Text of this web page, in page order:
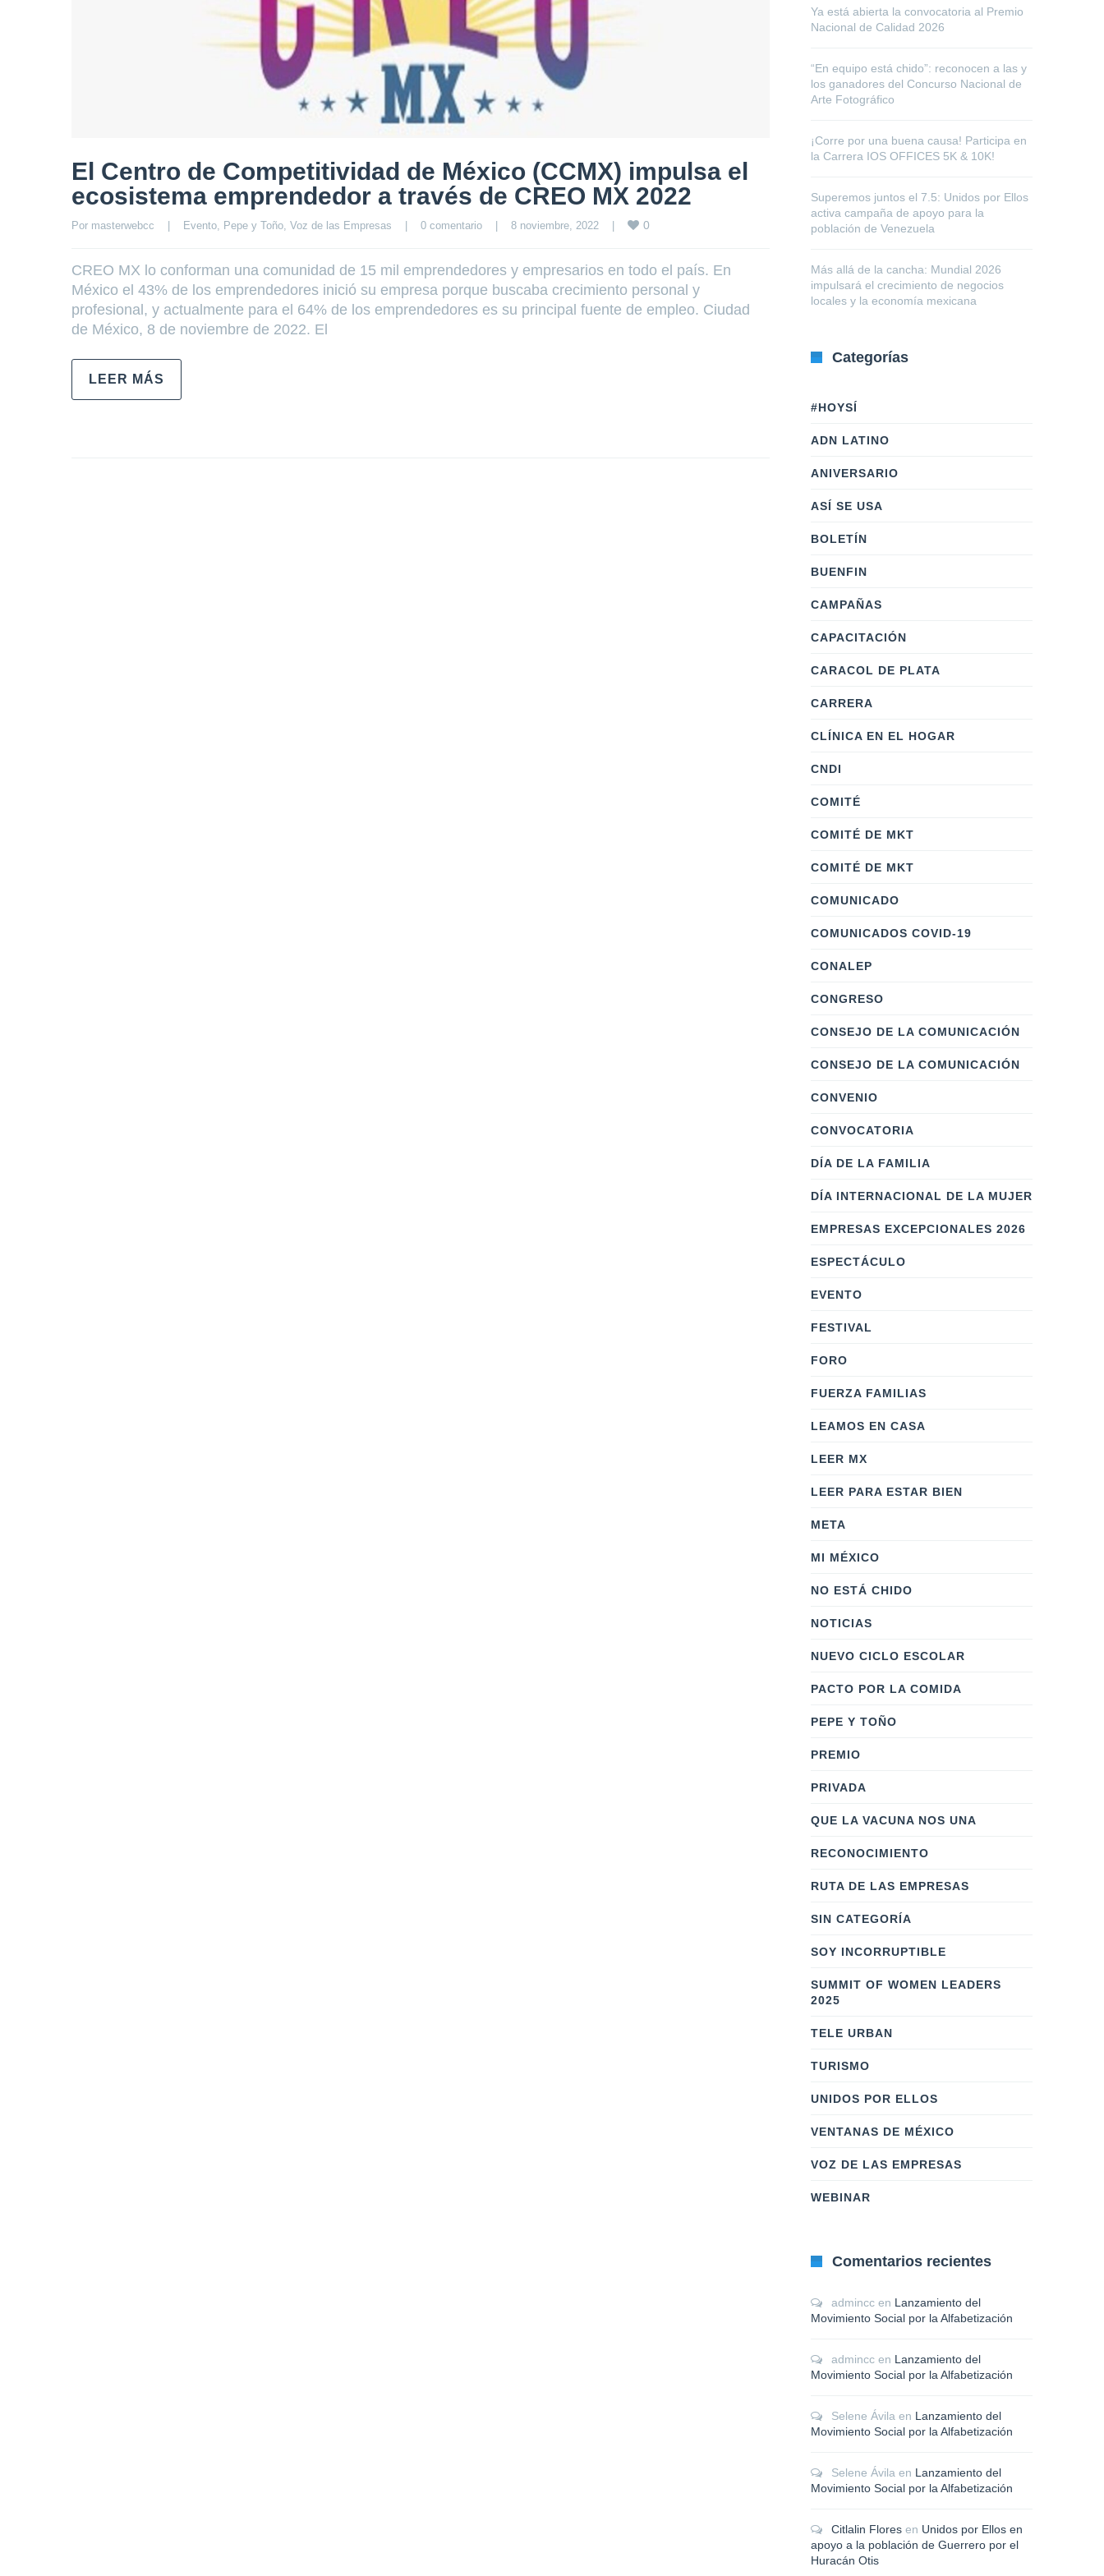
El Centro de Competitividad de México (CCMX) impulsa el
ecosistema emprendedor a través de CREO MX 2022
Por masterwebcc Evento, Pepe y Toño, Voz de las Empresas 0 comentario 8 noviembre, 2022 0
CREO MX lo conforman una comunidad de 15 mil emprendedores y empresarios en todo el país. En
México el 43% de los emprendedores inició su empresa porque buscaba crecimiento personal y
profesional, y actualmente para el 64% de los emprendedores es su principal fuente de empleo. Ciudad
de México, 8 de noviembre de 2022. El
LEER MÁS
Ya está abierta la convocatoria al Premio
Nacional de Calidad 2026
“En equipo está chido”: reconocen a las y
los ganadores del Concurso Nacional de
Arte Fotográfico
¡Corre por una buena causa! Participa en
la Carrera IOS OFFICES 5K & 10K!
Superemos juntos el 7.5: Unidos por Ellos
activa campaña de apoyo para la
población de Venezuela
Más allá de la cancha: Mundial 2026
impulsará el crecimiento de negocios
locales y la economía mexicana
Categorías
#HOYSÍ
ADN LATINO
ANIVERSARIO
ASÍ SE USA
BOLETÍN
BUENFIN
CAMPAÑAS
CAPACITACIÓN
CARACOL DE PLATA
CARRERA
CLÍNICA EN EL HOGAR
CNDI
COMITÉ
COMITÉ DE MKT
COMITÉ DE MKT
COMUNICADO
COMUNICADOS COVID-19
CONALEP
CONGRESO
CONSEJO DE LA COMUNICACIÓN
CONSEJO DE LA COMUNICACIÓN
CONVENIO
CONVOCATORIA
DÍA DE LA FAMILIA
DÍA INTERNACIONAL DE LA MUJER
EMPRESAS EXCEPCIONALES 2026
ESPECTÁCULO
EVENTO
FESTIVAL
FORO
FUERZA FAMILIAS
LEAMOS EN CASA
LEER MX
LEER PARA ESTAR BIEN
META
MI MÉXICO
NO ESTÁ CHIDO
NOTICIAS
NUEVO CICLO ESCOLAR
PACTO POR LA COMIDA
PEPE Y TOÑO
PREMIO
PRIVADA
QUE LA VACUNA NOS UNA
RECONOCIMIENTO
RUTA DE LAS EMPRESAS
SIN CATEGORÍA
SOY INCORRUPTIBLE
SUMMIT OF WOMEN LEADERS
2025
TELE URBAN
TURISMO
UNIDOS POR ELLOS
VENTANAS DE MÉXICO
VOZ DE LAS EMPRESAS
WEBINAR
Comentarios recientes
admincc en Lanzamiento del
Movimiento Social por la Alfabetización
admincc en Lanzamiento del
Movimiento Social por la Alfabetización
Selene Ávila en Lanzamiento del
Movimiento Social por la Alfabetización
Selene Ávila en Lanzamiento del
Movimiento Social por la Alfabetización
Citlalin Flores en Unidos por Ellos en
apoyo a la población de Guerrero por el
Huracán Otis